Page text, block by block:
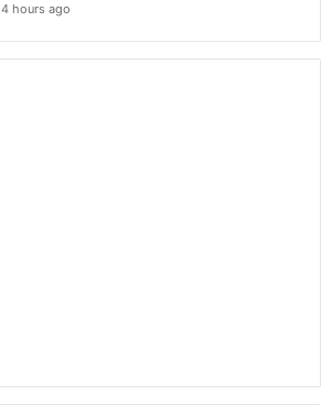
4 hours ago